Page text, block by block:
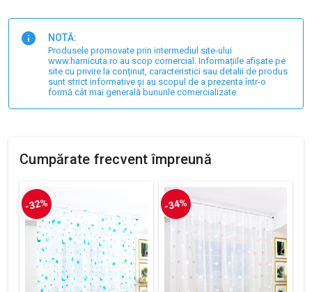
NOTĂ:
Produsele promovate prin intermediul site-ului
www.harnicuta.ro au scop comercial. Informațiile afișate pe
site cu privire la conținut, caracteristici sau detalii de produs
sunt strict informative și au scopul de a prezenta într-o
formă cât mai generală bunurile comercializate.
Cumpărate frecvent împreună
-32% -34%